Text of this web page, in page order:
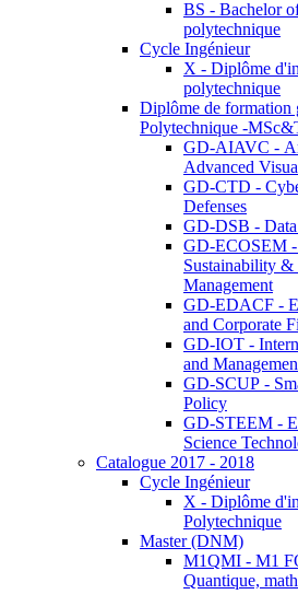
BS - Bachelor
polytechnique
Cycle Ingénieur
X - Diplôme
polytechnique
Diplôme de formation
Polytechnique -
GD-AIAVC -
Advanced
GD-CTD -
Defenses
GD-DSB - Data
GD-ECOSEM
Sustainability
Management
GD-EDACF -
and Corporate
GD-IOT -
and
GD-SCUP -
Policy
GD-STEEM -
Science
Catalogue 2017 - 2018
Cycle Ingénieur
X - Diplôme
Polytechnique
Master (DNM)
M1QMI - M1
Quantique,